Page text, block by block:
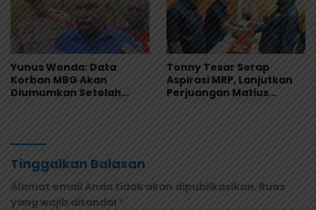
Yunus Wonda: Data
Korban MBG Akan
Diumumkan Setelah
Tonny Tesar Serap
Aspirasi MRP, Lanjutkan
Perjuangan Matius
Tinggalkan Balasan
Alamat email Anda tidak akan dipublikasikan. Ruas
yang wajib ditandai *